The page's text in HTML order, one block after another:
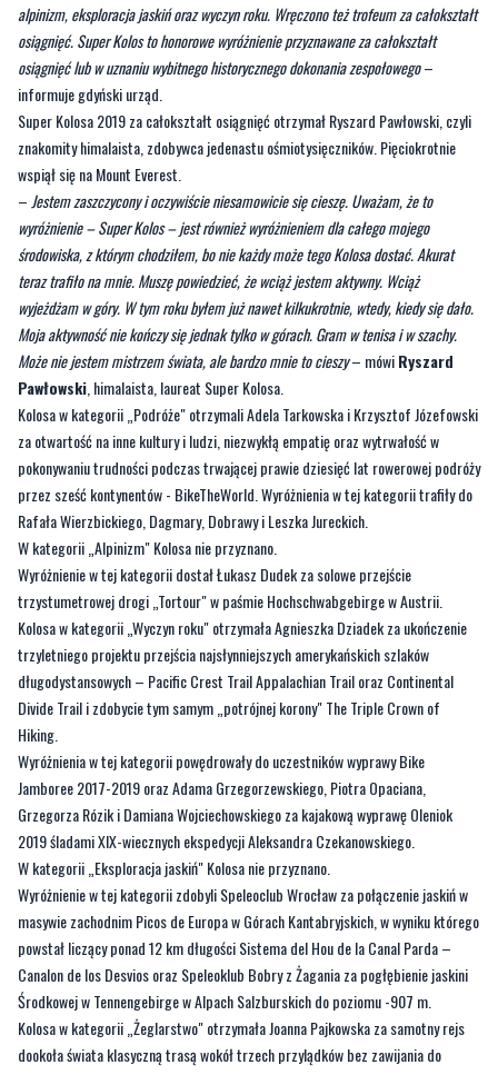
alpinizm, eksploracja jaskiń oraz wyczyn roku. Wręczono też trofeum za całokształt
osiągnięć. Super Kolos to honorowe wyróżnienie przyznawane za całokształt
osiągnięć lub w uznaniu wybitnego historycznego dokonania zespołowego–
informuje gdyński urząd.
Super Kolosa 2019 za całokształt osiągnięć otrzymał Ryszard Pawłowski, czyli
znakomity himalaista, zdobywca jedenastu ośmiotysięczników. Pięciokrotnie
wspiął się na Mount Everest.
– Jestem zaszczycony i oczywiście niesamowicie się cieszę. Uważam, że to
wyróżnienie – Super Kolos – jest również wyróżnieniem dla całego mojego
środowiska, z którym chodziłem, bo nie każdy może tego Kolosa dostać. Akurat
teraz trafiło na mnie. Muszę powiedzieć, że wciąż jestem aktywny. Wciąż
wyjeżdżam w góry. W tym roku byłem już nawet kilkukrotnie, wtedy, kiedy się dało.
Moja aktywność nie kończy się jednak tylko w górach. Gram w tenisa i w szachy.
Może nie jestem mistrzem świata, ale bardzo mnie to cieszy– mówiRyszard
Pawłowski , himalaista, laureat Super Kolosa.
Kolosa w kategorii „Podróże" otrzymali Adela Tarkowska i Krzysztof Józefowski
za otwartość na inne kultury i ludzi, niezwykłą empatię oraz wytrwałość w
pokonywaniu trudności podczas trwającej prawie dziesięć lat rowerowej podróży
przez sześć kontynentów - BikeTheWorld. Wyróżnienia w tej kategorii trafiły do
Rafała Wierzbickiego, Dagmary, Dobrawy i Leszka Jureckich.
W kategorii „Alpinizm" Kolosa nie przyznano.
Wyróżnienie w tej kategorii dostał Łukasz Dudek za solowe przejście
trzystumetrowej drogi „Tortour" w paśmie Hochschwabgebirge w Austrii.
Kolosa w kategorii „Wyczyn roku" otrzymała Agnieszka Dziadek za ukończenie
trzyletniego projektu przejścia najsłynniejszych amerykańskich szlaków
długodystansowych – Pacific Crest Trail Appalachian Trail oraz Continental
Divide Trail i zdobycie tym samym „potrójnej korony" The Triple Crown of
Hiking.
Wyróżnienia w tej kategorii powędrowały do uczestników wyprawy Bike
Jamboree 2017-2019 oraz Adama Grzegorzewskiego, Piotra Opaciana,
Grzegorza Rózik i Damiana Wojciechowskiego za kajakową wyprawę Oleniok
2019 śladami XIX-wiecznych ekspedycji Aleksandra Czekanowskiego.
W kategorii „Eksploracja jaskiń" Kolosa nie przyznano.
Wyróżnienie w tej kategorii zdobyli Speleoclub Wrocław za połączenie jaskiń w
masywie zachodnim Picos de Europa w Górach Kantabryjskich, w wyniku którego
powstał liczący ponad 12 km długości Sistema del Hou de la Canal Parda –
Canalon de los Desvios oraz Speleoklub Bobry z Żagania za pogłębienie jaskini
Środkowej w Tennengebirge w Alpach Salzburskich do poziomu -907 m.
Kolosa w kategorii „Żeglarstwo" otrzymała Joanna Pajkowska za samotny rejs
dookoła świata klasyczną trasą wokół trzech przylądków bez zawijania do